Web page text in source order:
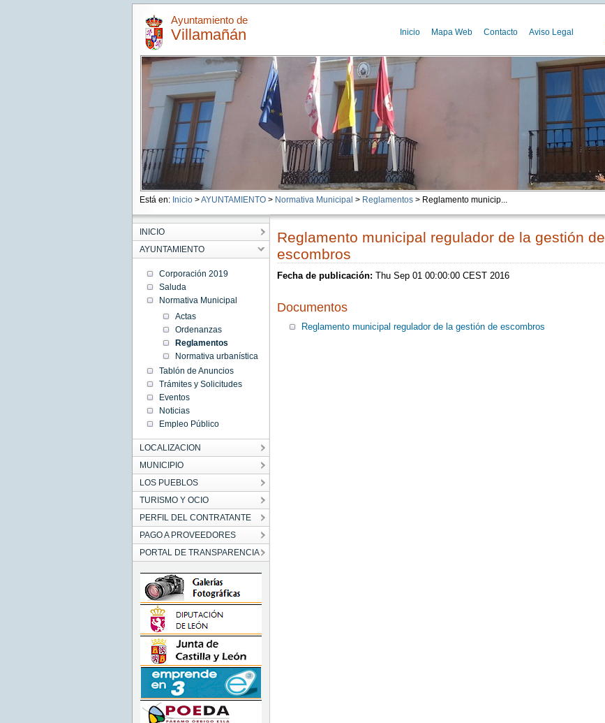
Ayuntamiento de
Villamañán Inicio Mapa Web Contacto Aviso Legal
Está en: Inicio >AYUNTAMIENTO> Normativa Municipal > Reglamentos> Reglamento municip...
INICIO
AYUNTAMIENTO
Corporación 2019
Saluda
Normativa Municipal
Actas
Ordenanzas
Reglamentos
Normativa urbanística
Tablón de Anuncios
Trámites y Solicitudes
Eventos
Noticias
Empleo Público
LOCALIZACION
MUNICIPIO
LOS PUEBLOS
TURISMO Y OCIO
PERFIL DEL CONTRATANTE
PAGO A PROVEEDORES
PORTAL DE TRANSPARENCIA
Reglamento municipal regulador de la gestión de
escombros
Fecha de publicación: Thu Sep 01 00:00:00 CEST 2016
Documentos
Reglamento municipal regulador de la gestión de escombros